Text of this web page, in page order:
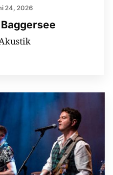
24, 2026